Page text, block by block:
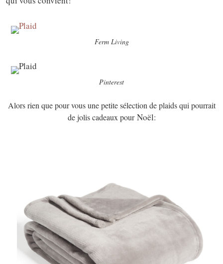
Ferm Living
Pinterest
Alors rien que pour vous une petite sélection de plaids qui pourrait
de jolis cadeaux pourNoël: